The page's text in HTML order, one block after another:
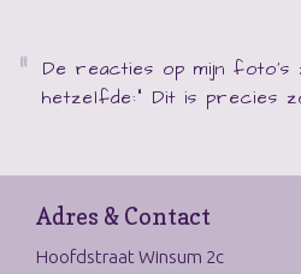
De reacties op mijn foto's
hetzelfde:" Dit is precies
Adres & Contact
Hoofdstraat Winsum 2c